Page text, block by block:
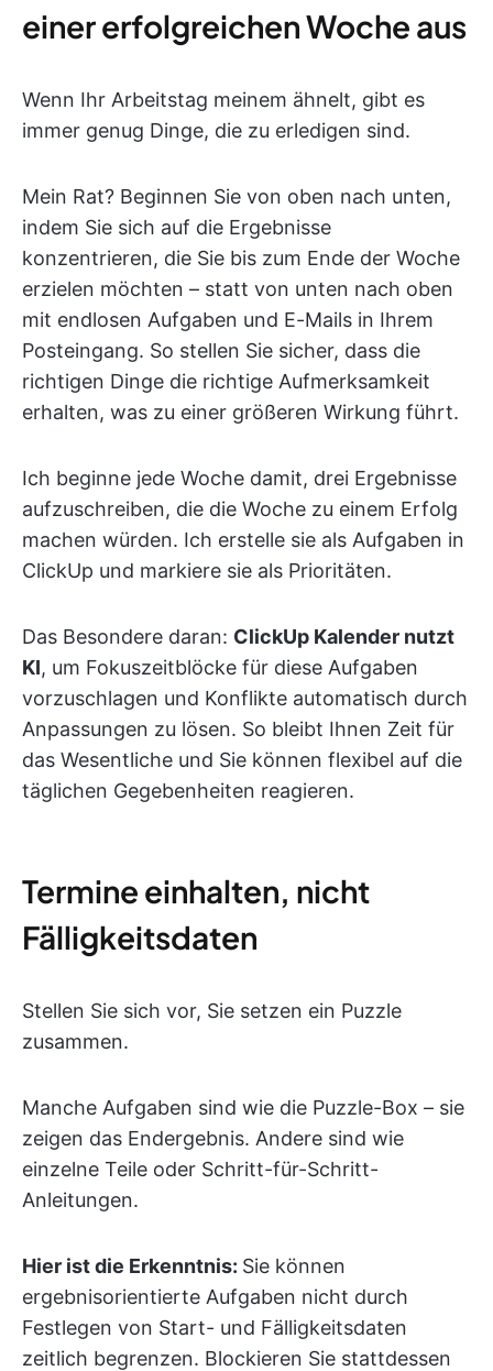
einer erfolgreichen Woche aus
Wenn Ihr Arbeitstag meinem ähnelt, gibt es
immer genug Dinge, die zu erledigen sind.
Mein Rat? Beginnen Sie von oben nach unten,
indem Sie sich auf die Ergebnisse
konzentrieren, die Sie bis zum Ende der Woche
erzielen möchten – statt von unten nach oben
mit endlosen Aufgaben und E-Mails in Ihrem
Posteingang. So stellen Sie sicher, dass die
richtigen Dinge die richtige Aufmerksamkeit
erhalten, was zu einer größeren Wirkung führt.
Ich beginne jede Woche damit, drei Ergebnisse
aufzuschreiben, die die Woche zu einem Erfolg
machen würden. Ich erstelle sie als Aufgaben in
ClickUp und markiere sie als Prioritäten.
Das Besondere daran: ClickUp Kalender nutzt
KI, um Fokuszeitblöcke für diese Aufgaben
vorzuschlagen und Konflikte automatisch durch
Anpassungen zu lösen. So bleibt Ihnen Zeit für
das Wesentliche und Sie können flexibel auf die
täglichen Gegebenheiten reagieren.
Termine einhalten, nicht
Fälligkeitsdaten
Stellen Sie sich vor, Sie setzen ein Puzzle
zusammen.
Manche Aufgaben sind wie die Puzzle-Box – sie
zeigen das Endergebnis. Andere sind wie
einzelne Teile oder Schritt-für-Schritt-
Anleitungen.
Hier ist die Erkenntnis: Sie können
ergebnisorientierte Aufgaben nicht durch
Festlegen von Start- und Fälligkeitsdaten
zeitlich begrenzen. Blockieren Sie stattdessen